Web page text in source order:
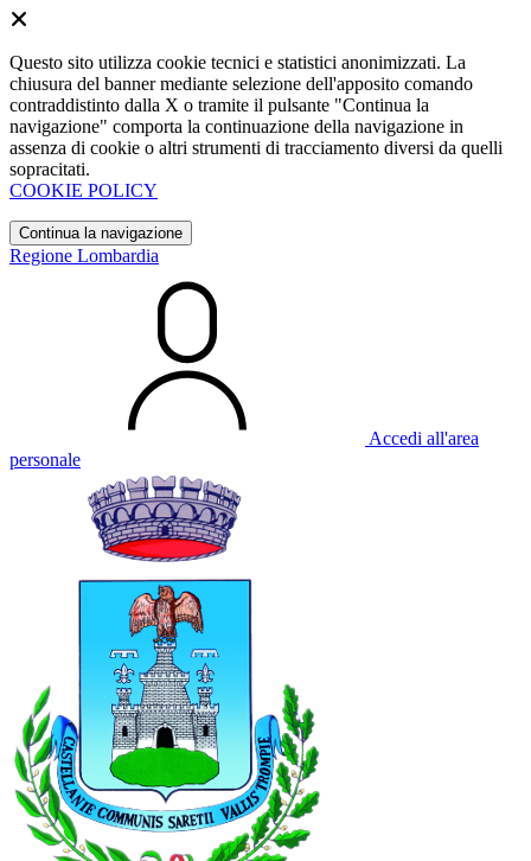
Questo sito utilizza cookie tecnici e statistici anonimizzati. La
chiusura del banner mediante selezione dell'apposito comando
contraddistinto dalla X o tramite il pulsante "Continua la
navigazione" comporta la continuazione della navigazione in
assenza di cookie o altri strumenti di tracciamento diversi da quelli
sopracitati.
COOKIE POLICY
Continua la navigazione
Regione Lombardia
Accedi all'area
personale